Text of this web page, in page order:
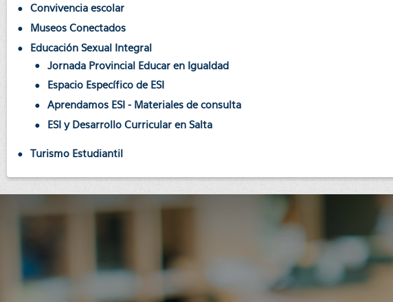
Convivencia escolar
Museos Conectados
Educación Sexual Integral
Jornada Provincial Educar en Igualdad
Espacio Específico de ESI
Aprendamos ESI - Materiales de consulta
ESI y Desarrollo Curricular en Salta
Turismo Estudiantil